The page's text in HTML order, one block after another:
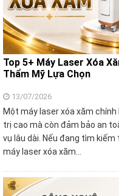
Top 5+ Máy Laser Xóa
Thẩm Mỹ Lựa Chọn
13/07/2026
Một máy laser xóa xăm
trị cao mà còn đảm bảo an
vụ lâu dài. Nếu đang tìm
máy laser xóa xăm…